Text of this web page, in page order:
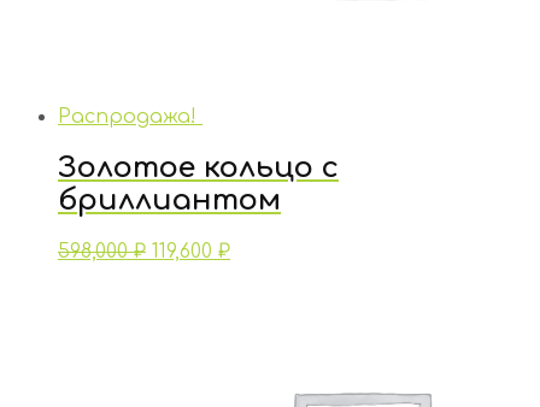
Распродажа!
Золотое кольцо с
бриллиантом
598,000₽ 119,600 ₽